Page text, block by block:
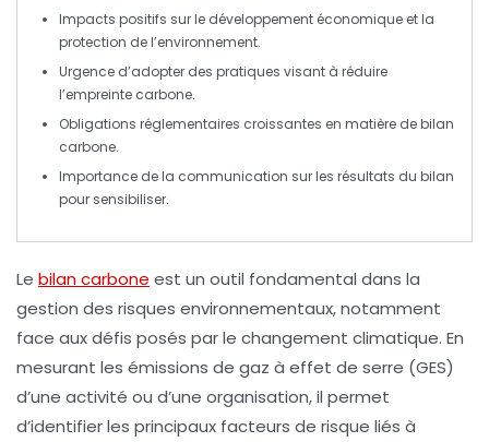
Impacts positifs sur le développement économique et la
protection de l’environnement.
Urgence d’adopter des pratiques visant à réduire
l’empreinte carbone.
Obligations réglementaires croissantes en matière debilan
carbone.
Importance de la communication sur les résultats du bilan
pour sensibiliser.
Le bilan carbone est un outil fondamental dans la
gestion des risques environnementaux, notamment
face aux défis posés par le changement climatique. En
mesurant les émissions de gaz à effet de serre (GES)
d’une activité ou d’une organisation, il permet
d’identifier les principaux facteurs de risque liés à